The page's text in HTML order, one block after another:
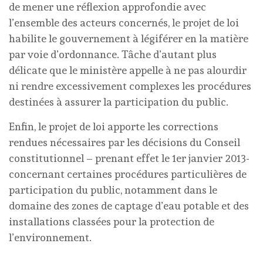
de mener une réflexion approfondie avec
l’ensemble des acteurs concernés, le projet de loi
habilite le gouvernement à légiférer en la matière
par voie d’ordonnance. Tâche d’autant plus
délicate que le ministère appelle à ne pas alourdir
ni rendre excessivement complexes les procédures
destinées à assurer la participation du public.
Enfin, le projet de loi apporte les corrections
rendues nécessaires par les décisions du Conseil
constitutionnel – prenant effet le 1er janvier 2013-
concernant certaines procédures particulières de
participation du public, notamment dans le
domaine des zones de captage d’eau potable et des
installations classées pour la protection de
l’environnement.